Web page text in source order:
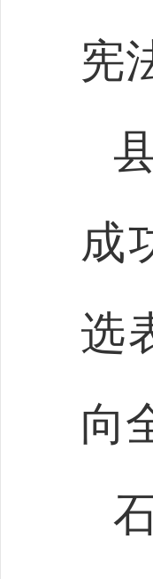
宪
成
选
向